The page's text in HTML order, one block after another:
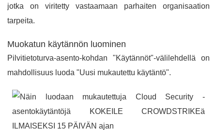
jotka on viritetty vastaamaan parhaiten organisaation
tarpeita.
Muokatun käytännön luominen
Pilvitietoturva-asento-kohdan "Käytännöt"-välilehdellä on
mahdollisuus luoda "Uusi mukautettu käytäntö".